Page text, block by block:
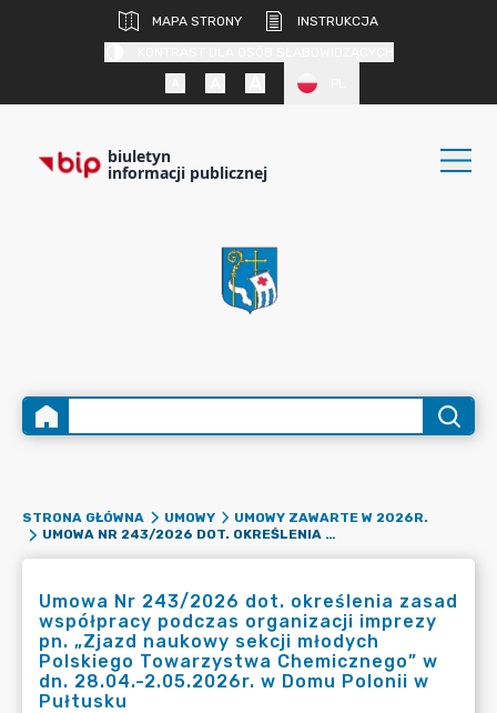
MAPA STRONY
INSTRUKCJA
biuletyn
informacji publicznej
STRONA GŁÓWNA UMOWY
UMOWY ZAWARTE W 2026R.
UMOWA NR 243/2026 DOT. OKREŚLENIA ZASAD WSPÓŁPRACY PODCZAS ORGANIZACJI IMPREZY PN. „ZJAZD NAUKOWY SEKCJI MŁODYCH POLSKIEGO TOWARZYSTWA CHEMICZNEGO” W DN. 28.04.-2.05.2026R. W DOMU POLONII W PUŁTUSKU
Umowa Nr 243/2026 dot. określenia zasad
współpracy podczas organizacji imprezy
pn. „Zjazd naukowy sekcji młodych
Polskiego Towarzystwa Chemicznego” w
dn. 28.04.-2.05.2026r. w Domu Polonii w
Pułtusku